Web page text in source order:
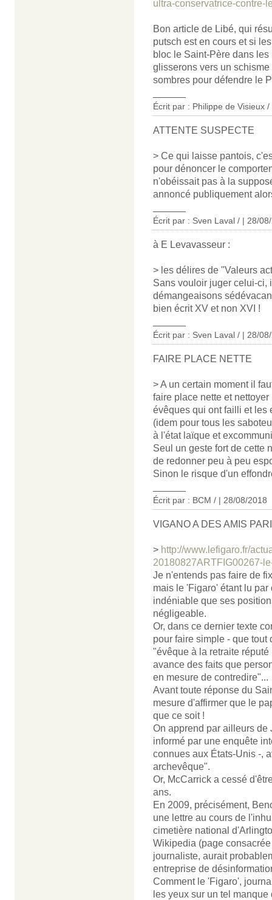
ultra-conservatrice-contre-
Bon article de Libé, qui
putsch est en cours et si
bloc le Saint-Père dans
glisserons vers un
sombres pour défendre le
Écrit par : Philippe de Visieux
ATTENTE SUSPECTE
> Ce qui laisse pantois,
pour dénoncer le
n'obéissait pas à la
annoncé publiquement
Écrit par : Sven Laval / | 28/
à E Levavasseur :
> les délires de "Valeurs
Sans vouloir juger celui-ci,
démangeaisons
bien écrit XV et non XVI !
Écrit par : Sven Laval / | 28/
FAIRE PLACE NETTE
> A un certain moment il
faire place nette et
évêques qui ont failli et les
(idem pour tous les
à l'état laïque et
Seul un geste fort de cette
de redonner peu à peu
Sinon le risque d'un
Écrit par : BCM / | 28/08/2018
VIGANO A DES AMIS
> http://www.lefigaro.fr/
20180827ARTFIG00267-
Je n'entends pas faire de
mais le 'Figaro' étant lu
indéniable que ses
négligeable.
Or, dans ce dernier texte
pour faire simple - que
"évêque à la retraite
avance des faits que
en mesure de contredire"...
Avant toute réponse du
mesure d'affirmer que le
que ce soit !
On apprend par ailleurs de
informé par une enquête
connues aux États-Unis -,
archevêque".
Or, McCarrick a cessé
ans.
En 2009, précisément,
une lettre au cours de
cimetière national
Wikipedia (page
journaliste, aurait
entreprise de
Comment le 'Figaro',
les yeux sur un tel